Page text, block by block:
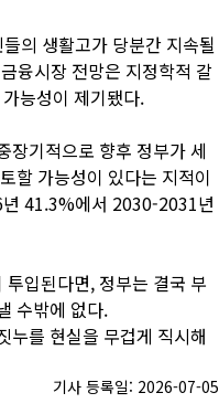
의 생활고가 당분간 지속될
융시장 전망은 지정학적 갈
능성이 제기됐다.
장기적으로 향후 정부가 세
할 가능성이 있다는 지적이
41.3%에서 2030-2031년
입된다면, 정부는 결국 부
수밖에 없다.
누를 현실을 무겁게 직시해
기사 등록일: 2026-07-05